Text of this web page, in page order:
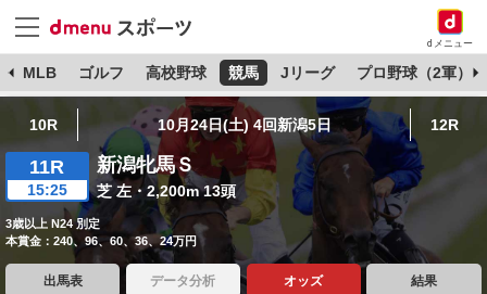
dメニュー
MLB ゴルフ 高校野球 競馬 Jリーグ プロ野球（2軍）
10R 10月24日(土) 4回新潟5日 12R
11R
15:25
新潟牝馬Ｓ
芝 左・2,200m 13頭
3歳以上 N24 別定
本賞金：240、96、60、36、24万円
出馬表 データ分析 オッズ 結果